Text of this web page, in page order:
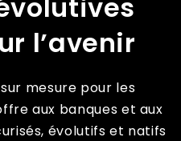
l’avenir
mesure pour les
aux banques et aux
évolutifs et natifs